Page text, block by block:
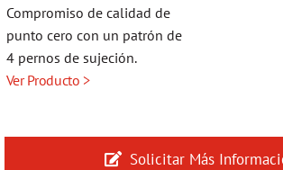
Compromiso de calidad de
punto cero con un patrón de
4 pernos de sujeción.
Ver Producto >
Solicitar Más